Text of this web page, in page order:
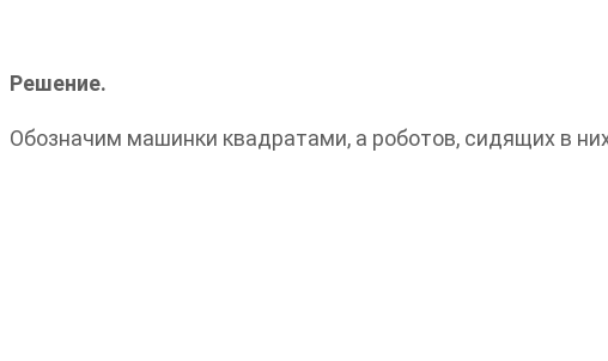
Решение.
Обозначим машинки квадратами, а роботов, сидящих в